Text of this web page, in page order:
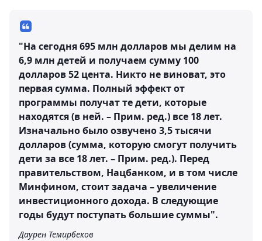
"На сегодня 695 млн долларов мы делим на
6,9 млн детей и получаем сумму 100
долларов 52 цента. Никто не виноват, это
первая сумма. Полный эффект от
программы получат те дети, которые
находятся (в ней. – Прим. ред.) все 18 лет.
Изначально было озвучено 3,5 тысячи
долларов (сумма, которую смогут получить
дети за все 18 лет. – Прим. ред.). Перед
правительством, Нацбанком, и в том числе
Минфином, стоит задача – увеличение
инвестиционного дохода. В следующие
годы будут поступать большие суммы".
Даурен Темирбеков